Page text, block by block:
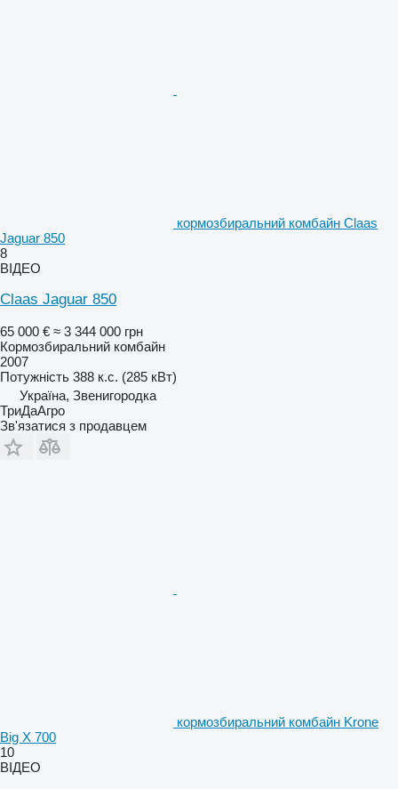
кормозбиральний комбайн Claas
Jaguar 850
8
ВІДЕО
Claas Jaguar 850
65 000 € ≈ 3 344 000 грн
Кормозбиральний комбайн
2007
Потужність 388 к.с. (285 кВт)
Україна, Звенигородка
ТриДаАгро
Зв'язатися з продавцем
кормозбиральний комбайн Krone
Big X 700
10
ВІДЕО